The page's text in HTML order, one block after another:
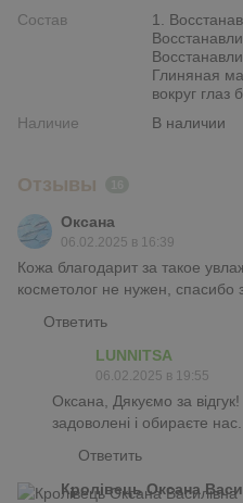
Состав
1.
Глиняная
вокруг глаз
Наличие
В наличии
Отзывы
Оксана
06.02.2025 в 16:39
Кожа благодарит за такое
косметолог не нужен, спасибо
Ответить
LUNNITSA
06.02.2025 в 19:55
Оксана, Дякуємо за
задоволені і обираєте
Ответить
Кролівець Оксана